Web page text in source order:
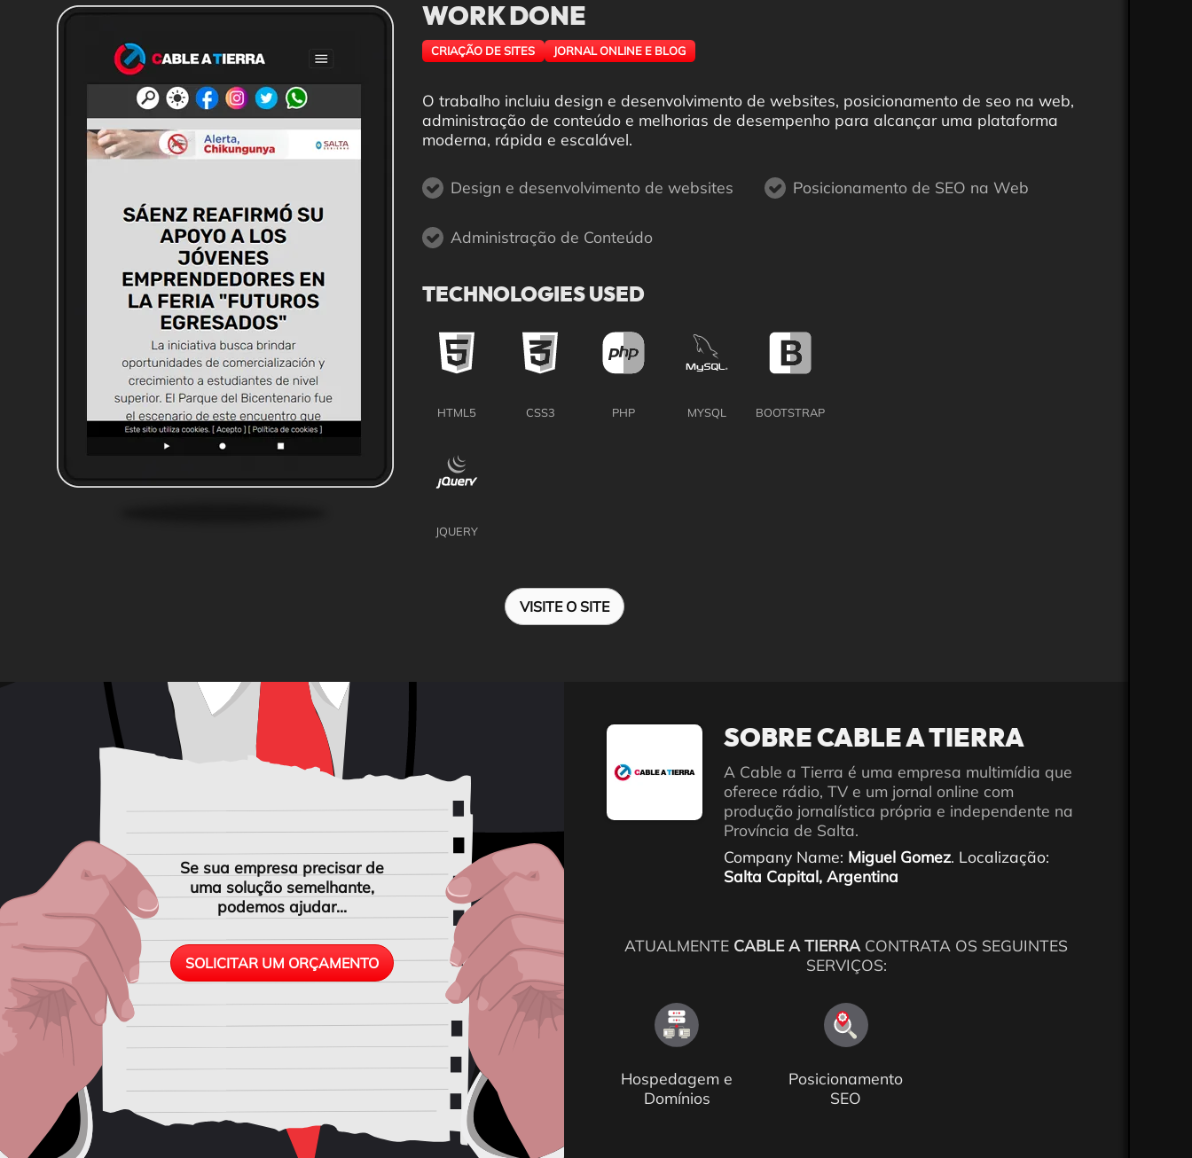
WORK DONE
CRIAÇÃO DE SITES JORNAL ONLINE E BLOG
O trabalho incluiu design e desenvolvimento de websites, posicionamento de seo na web,
administração de conteúdo e melhorias de desempenho para alcançar uma plataforma
moderna, rápida e escalável.
Design e desenvolvimento de websites Posicionamento de SEO na Web
Administração de Conteúdo
TECHNOLOGIES USED
HTML5 CSS3 PHP MYSQL BOOTSTRAP
JQUERY
VISITE O SITE
Se sua empresa precisar de
uma solução semelhante,
podemos ajudar...
SOLICITAR UM ORÇAMENTO
SOBRE CABLE A TIERRA
A Cable a Tierra é uma empresa multimídia que
oferece rádio, TV e um jornal online com
produção jornalística própria e independente na
Província de Salta.
Company Name: Miguel Gomez. Localização:
Salta Capital, Argentina
ATUALMENTE CABLE A TIERRA CONTRATA OS SEGUINTES
SERVIÇOS:
Hospedagem e
Domínios
Posicionamento
SEO